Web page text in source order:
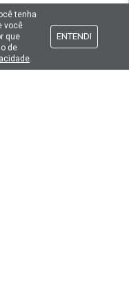
tenha
você
que
de
.
ENTENDI